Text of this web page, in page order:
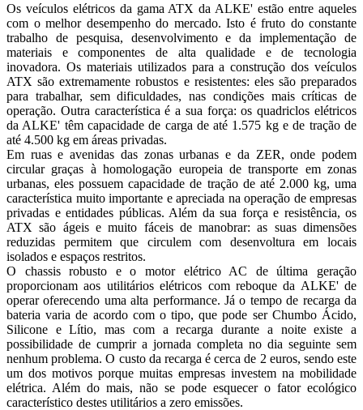
Os veículos elétricos da gama ATX da ALKE' estão entre aqueles
com o melhor desempenho do mercado. Isto é fruto do constante
trabalho de pesquisa, desenvolvimento e da implementação de
materiais e componentes de alta qualidade e de tecnologia
inovadora. Os materiais utilizados para a construção dos veículos
ATX são extremamente robustos e resistentes: eles são preparados
para trabalhar, sem dificuldades, nas condições mais críticas de
operação. Outra característica é a sua força: os quadriclos elétricos
da ALKE' têm capacidade de carga de até 1.575 kg e de tração de
até 4.500 kg em áreas privadas.
Em ruas e avenidas das zonas urbanas e da ZER, onde podem
circular graças à homologação europeia de transporte em zonas
urbanas, eles possuem capacidade de tração de até 2.000 kg, uma
característica muito importante e apreciada na operação de empresas
privadas e entidades públicas. Além da sua força e resistência, os
ATX são ágeis e muito fáceis de manobrar: as suas dimensões
reduzidas permitem que circulem com desenvoltura em locais
isolados e espaços restritos.
O chassis robusto e o motor elétrico AC de última geração
proporcionam aos utilitários elétricos com reboque da ALKE' de
operar oferecendo uma alta performance. Já o tempo de recarga da
bateria varia de acordo com o tipo, que pode ser Chumbo Ácido,
Silicone e Lítio, mas com a recarga durante a noite existe a
possibilidade de cumprir a jornada completa no dia seguinte sem
nenhum problema. O custo da recarga é cerca de 2 euros, sendo este
um dos motivos porque muitas empresas investem na mobilidade
elétrica. Além do mais, não se pode esquecer o fator ecológico
característico destes utilitários a zero emissões.